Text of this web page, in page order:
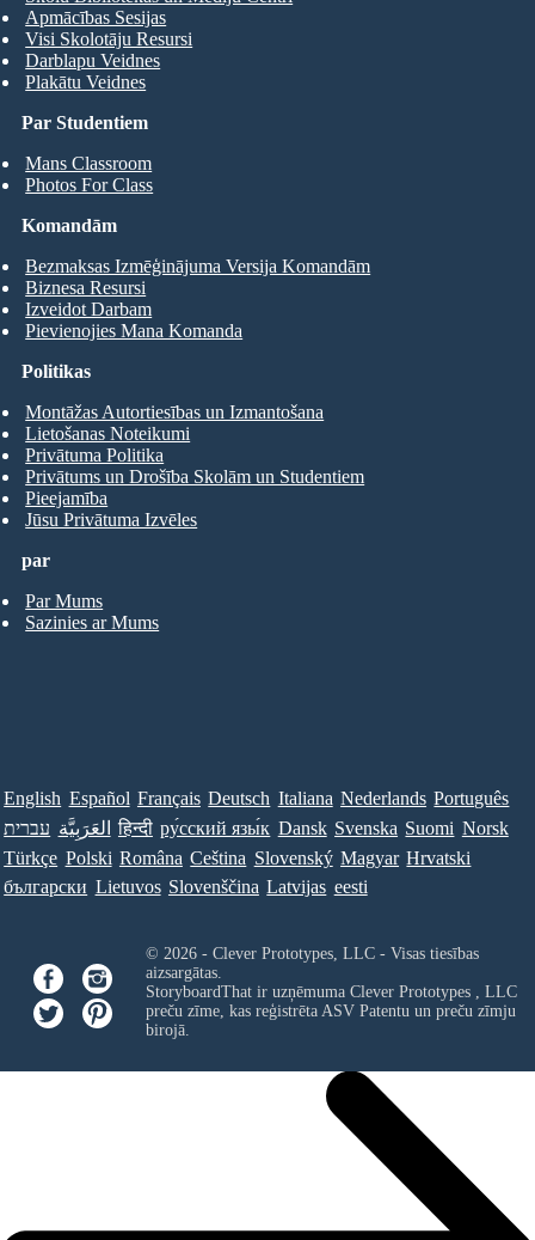
Par Studentiem
Mans Classroom
Photos For Class
Apmācības Sesijas
Visi Skolotāju Resursi
Darblapu Veidnes
Plakātu Veidnes
Komandām
Bezmaksas Izmēģinājuma Versija Komandām
Biznesa Resursi
Izveidot Darbam
Pievienojies Mana Komanda
par
Par Mums
Sazinies ar Mums
Politikas
Montāžas Autortiesības un Izmantošana
Lietošanas Noteikumi
Privātuma Politika
Privātums un Drošība Skolām un Studentiem
Pieejamība
Jūsu Privātuma Izvēles
English Español Français Deutsch Italiana Nederlands Português
עברית العَرَبِيَّة हिन्दी ру́сский язы́к Dansk Svenska Suomi Norsk
Türkçe Polski Româna Ceština Slovenský Magyar Hrvatski
български Lietuvos Slovenščina Latvijas eesti
© 2026 - Clever Prototypes, LLC - Visas tiesības
aizsargātas.
StoryboardThat ir uzņēmuma Clever Prototypes , LLC
preču zīme, kas reģistrēta ASV Patentu un preču zīmju
birojā.